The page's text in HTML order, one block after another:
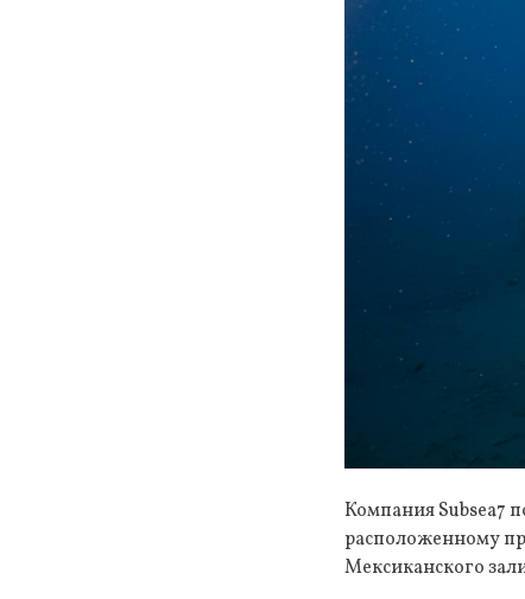
Компания Subsea7
расположенному
Мексиканского